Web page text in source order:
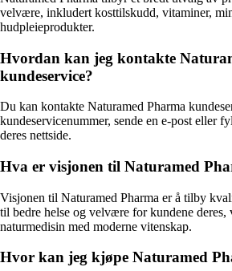
velvære, inkludert kosttilskudd, vitaminer,
hudpleieprodukter.
Hvordan kan jeg kontakte
kundeservice?
Du kan kontakte Naturamed Pharma
kundeservicenummer, sende en e-post eller
deres nettside.
Hva er visjonen til Naturamed
Visjonen til Naturamed Pharma er å tilby
til bedre helse og velvære for kundene deres,
naturmedisin med moderne vitenskap.
Hvor kan jeg kjøpe Naturamed